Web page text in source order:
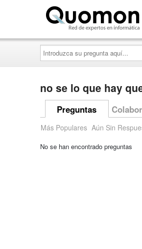
Introduzca
su
pregunta
aquí...
no se lo que hay
Preguntas
Más Populares Aún Sin
No se han encontrado preguntas